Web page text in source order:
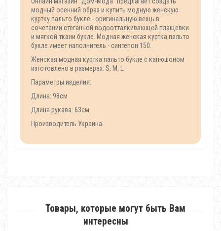
модный осенний образ и купить модную женскую
куртку пальто букле - оригинальную вещь в
сочетании стеганной водоотталкивающей плащевки
и мягкой ткани букле. Модная женская куртка пальто
букле имеет наполнитель - синтепон 150.
Женская модная куртка пальто букле с капюшоном
изготовлено в размерах: S, M, L.
Параметры изделия:
Длина: 98см
Длина рукава: 63см
Производитель Украина.
Товары, которые могут быть Вам
интересны